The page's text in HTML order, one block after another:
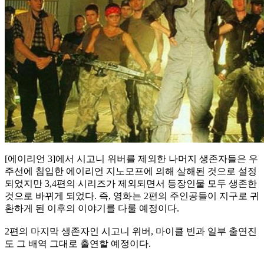
[에이리언 3]에서 시고니 위버를 제외한 나머지 생존자들은 우
주선에 침입한 에이리언 지노모프에 의해 살해된 것으로 설정
되었지만 3,4편의 시리즈가 제외되면서 등장인물 모두 생존한
것으로 바뀌게 되었다. 즉, 영화는 2편의 주인공들이 지구로 귀
환하게 된 이후의 이야기를 다룰 예정이다.
2편의 마지막 생존자인 시고니 위버, 마이클 빈과 일부 출연진
도 그 배역 그대로 출연할 예정이다.